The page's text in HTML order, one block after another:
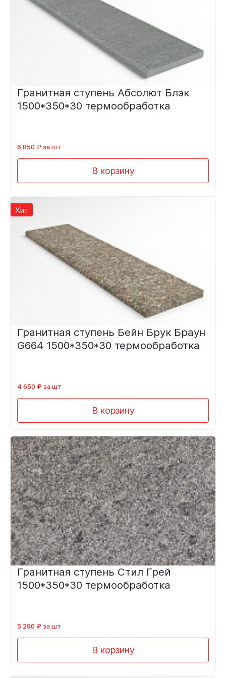
Гранитная ступень Абсолют Блэк
1500*350*30 термообработка
6 850 ₽ за шт
В корзину
Хит
Гранитная ступень Бейн Брук Браун
G664 1500*350*30 термообработка
4 650 ₽ за шт
В корзину
Гранитная ступень Стил Грей
1500*350*30 термообработка
5 290 ₽ за шт
В корзину